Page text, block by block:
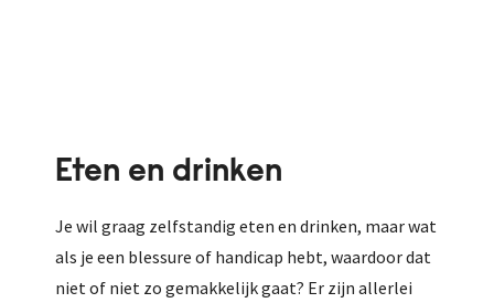
Eten en drinken
Je wil graag zelfstandig eten en drinken, maar wat
als je een blessure of handicap hebt, waardoor dat
niet of niet zo gemakkelijk gaat? Er zijn allerlei